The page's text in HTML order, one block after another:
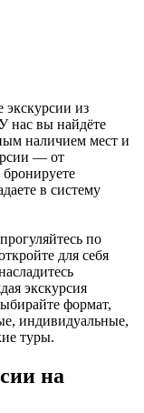
экскурсии из
нас вы найдёте
наличием мест и
— от
в систему
по
для себя
экскурсия
формат,
индивидуальные,
туры.
на